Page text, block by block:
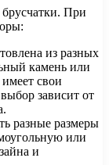
При
из разных
камень или
свои
зависит от
разные размеры
или
и